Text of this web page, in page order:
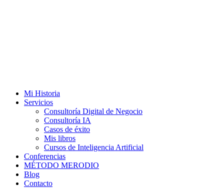
Mi Historia
Servicios
Consultoría Digital de Negocio
Consultoría IA
Casos de éxito
Mis libros
Cursos de Inteligencia Artificial
Conferencias
MÉTODO MERODIO
Blog
Contacto